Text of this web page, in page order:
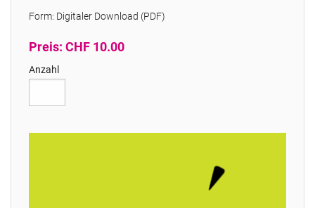
Form: Digitaler Download (PDF)
Preis: CHF 10.00
Anzahl